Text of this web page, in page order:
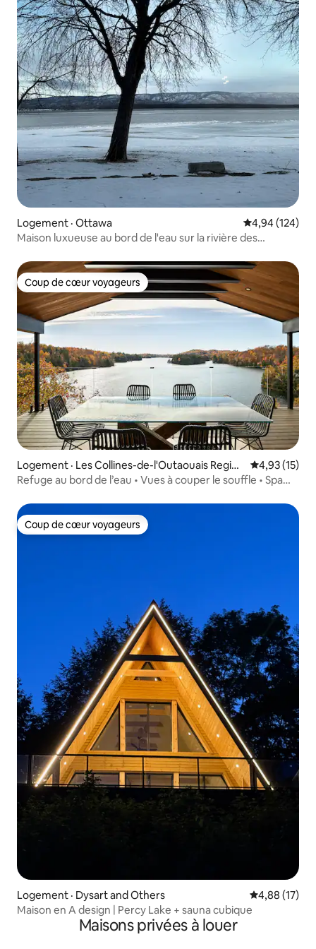
Logement · Ottawa Note
4,94 (124)
Maison luxueuse au bord de l'eau sur la rivière des
Coup de cœur voyageurs
Coup de cœur voyageurs
Logement · Les Collines-de-l'Outaouais Region
al County Municipality
Note
4,93 (15)
Refuge au bord de l’eau • Vues à couper le souffle • Spa
Coup de cœur voyageurs
Coup de cœur voyageurs
Logement · Dysart and Others Note
4,88 (17)
Maison en A design | Percy Lake + sauna cubique
Maisons privées à louer